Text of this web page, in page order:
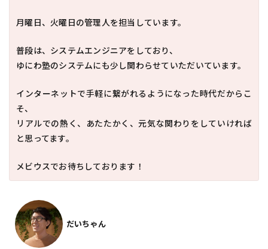
月曜日、火曜日の管理人を担当しています。
普段は、システムエンジニアをしており、
ゆにわ塾のシステムにも少し関わらせていただいています。
インターネットで手軽に繋がれるようになった時代だからこ
そ、
リアルでの熱く、あたたかく、元気な関わりをしていければ
と思ってます。
メビウスでお待ちしております！
だいちゃん